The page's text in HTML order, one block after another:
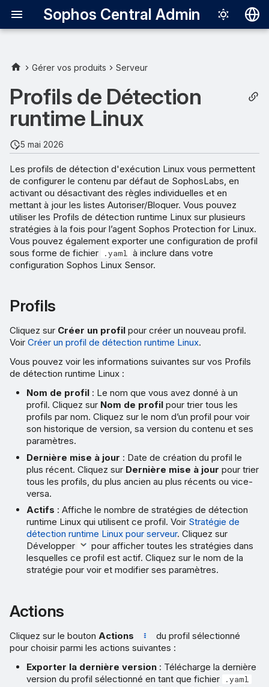
Sophos Central Admin
日本語
한국어
Português
中文（繁體）
Gérer vos produits Serveur
Profils de Détection
runtime Linux
5 mai 2026
Les profils de détection d'exécution Linux vous permettent
de configurer le contenu par défaut de SophosLabs, en
activant ou désactivant des règles individuelles et en
mettant à jour les listes Autoriser/Bloquer. Vous pouvez
utiliser les Profils de détection runtime Linux sur plusieurs
stratégies à la fois pour l’agent Sophos Protection for Linux.
Vous pouvez également exporter une configuration de profil
sous forme de fichier
.yaml
à inclure dans votre
configuration Sophos Linux Sensor.
Profils
Cliquez sur Créer un profil pour créer un nouveau profil.
Voir Créer un profil de détection runtime Linux.
Vous pouvez voir les informations suivantes sur vos Profils
de détection runtime Linux :
Nom de profil : Le nom que vous avez donné à un
profil. Cliquez sur Nom de profil pour trier tous les
profils par nom. Cliquez sur le nom d’un profil pour voir
son historique de version, sa version du contenu et ses
paramètres.
Dernière mise à jour : Date de création du profil le
plus récent. Cliquez sur Dernière mise à jour pour trier
tous les profils, du plus ancien au plus récents ou vice-
versa.
Actifs : Affiche le nombre de stratégies de détection
runtime Linux qui utilisent ce profil. Voir Stratégie de
détection runtime Linux pour serveur. Cliquez sur
Développer
pour afficher toutes les stratégies dans
lesquelles ce profil est actif. Cliquez sur le nom de la
stratégie pour voir et modifier ses paramètres.
Actions
Cliquez sur le bouton Actions
du profil sélectionné
pour choisir parmi les actions suivantes :
Exporter la dernière version : Télécharge la dernière
version du profil sélectionné en tant que fichier
.yaml